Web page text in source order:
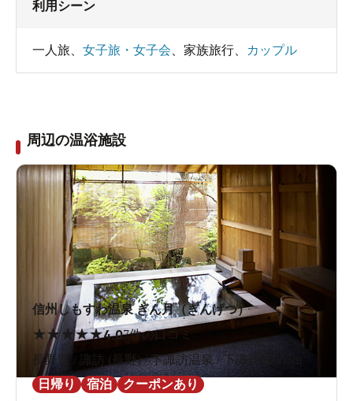
利用シーン
一人旅 女子旅・女子会 家族旅行 カップル
周辺の温浴施設
信州しもすわ温泉 ぎん月（ぎんげつ）
★★★★★4.07件の口コミ
長野県 / 諏訪 (長野) / 下諏訪温泉 / 下諏訪駅555m
日帰り
宿泊 クーポンあり